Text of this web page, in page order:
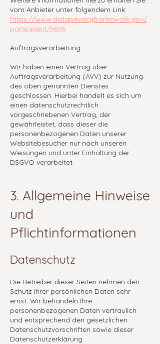
vom Anbieter unter folgendem Link:
https://www.dataprivacyframework.gov/
participant/5626
Auftragsverarbeitung
Wir haben einen Vertrag über
Auftragsverarbeitung (AVV) zur Nutzung
des oben genannten Dienstes
geschlossen. Hierbei handelt es sich um
einen datenschutzrechtlich
vorgeschriebenen Vertrag, der
gewährleistet, dass dieser die
personenbezogenen Daten unserer
Websitebesucher nur nach unseren
Weisungen und unter Einhaltung der
DSGVO verarbeitet.
3. Allgemeine Hinweise
und
Pflichtinformationen
Datenschutz
Die Betreiber dieser Seiten nehmen den
Schutz Ihrer persönlichen Daten sehr
ernst. Wir behandeln Ihre
personenbezogenen Daten vertraulich
und entsprechend den gesetzlichen
Datenschutzvorschriften sowie dieser
Datenschutzerklärung.